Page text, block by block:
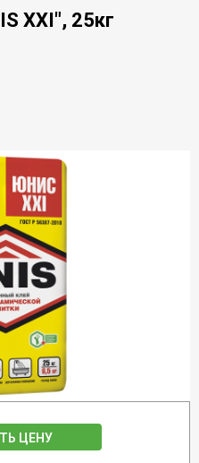
XXI", 25кг
ЦЕНУ